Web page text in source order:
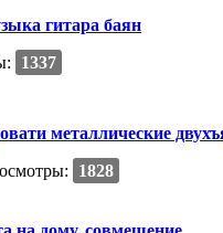
гитара баян
1337
металлические
1828